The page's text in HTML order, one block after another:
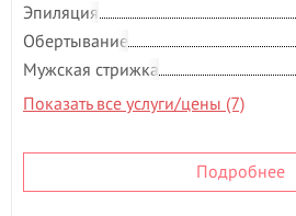
Эпиляция
Обертывание
Мужская стрижка
Показать все услуги/цены (7)
Подробнее